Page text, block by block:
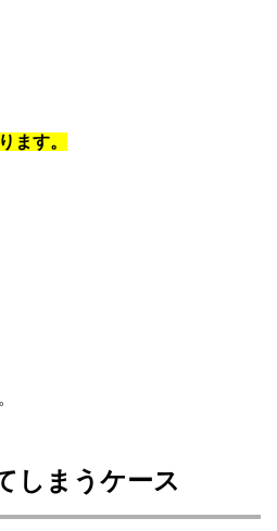
ます。
しまうケース